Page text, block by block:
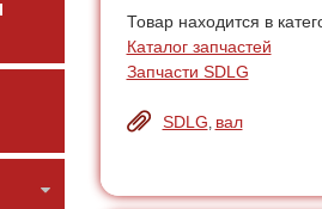
Товар находится в
Каталог запчастей
Запчасти SDLG
SDLG вал